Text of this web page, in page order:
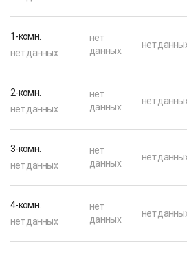
1-комн.
нет данных
нет
данных
нет
2-комн.
нет данных
нет
данных
нет
3-комн.
нет данных
нет
данных
нет
4-комн.
нет данных
нет
данных
нет